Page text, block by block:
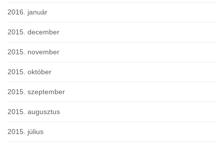
2016. január
2015. december
2015. november
2015. október
2015. szeptember
2015. augusztus
2015. július